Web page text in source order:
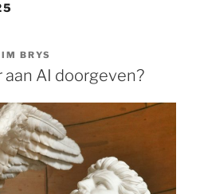
BRYS
AI doorgeven?